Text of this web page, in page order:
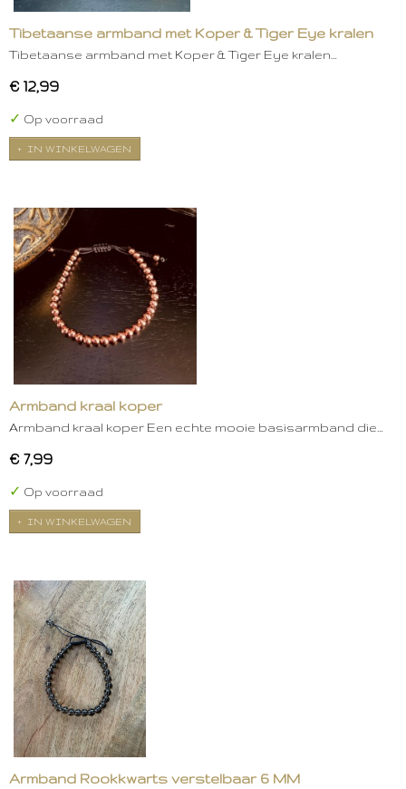
Tibetaanse armband met Koper & Tiger Eye kralen
Tibetaanse armband met Koper & Tiger Eye kralen…
€ 12,99
✓ Op voorraad
IN WINKELWAGEN
Armband kraal koper
Armband kraal koper Een echte mooie basisarmband die…
€ 7,99
✓ Op voorraad
IN WINKELWAGEN
Armband Rookkwarts verstelbaar 6 MM